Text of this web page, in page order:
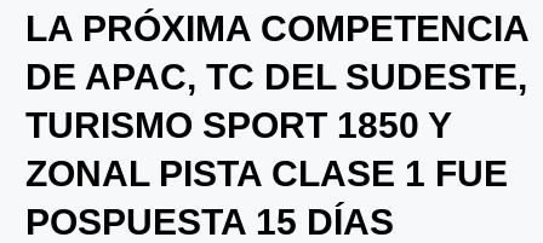
LA PRÓXIMA COMPETENCIA
DE APAC, TC DEL SUDESTE,
TURISMO SPORT 1850 Y
ZONAL PISTA CLASE 1 FUE
POSPUESTA 15 DÍAS